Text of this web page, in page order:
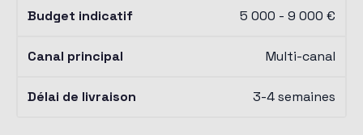
5 000 - 9 000 €
Multi-canal
3-4 semaines